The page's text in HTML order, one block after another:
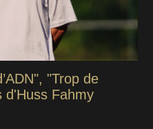
"Trop de
d'Huss Fahmy